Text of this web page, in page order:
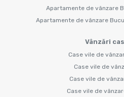
Apartamente de vânzare
Apartamente de vânzare
Vânzări
Case vile de
Case vile de
Case vile de
Case vile de